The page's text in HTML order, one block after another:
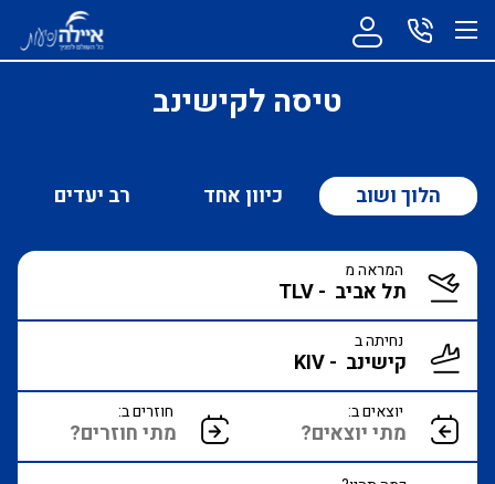
טיסה לקישינב
הלוך ושוב כיוון אחד רב יעדים
המראה מ
נחיתה ב
יוצאים ב: חוזרים ב: